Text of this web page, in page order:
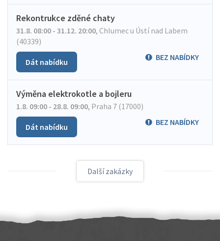
Rekontrukce zděné chaty
31.8. 08:00 - 31.12. 20:00, Chlumec u Ústí nad Labem
(40339)
BEZ NABÍDKY
Dát nabídku
Výměna elektrokotle a bojleru
1.8. 09:00 - 28.8. 09:00, Praha 7 (17000)
BEZ NABÍDKY
Dát nabídku
Další zakázky